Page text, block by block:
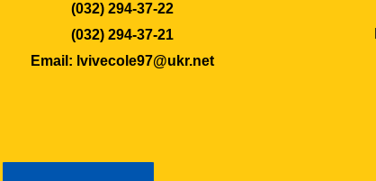
(032) 294-37-22
(032) 294-37-21
Email: lvivecole97@ukr.net